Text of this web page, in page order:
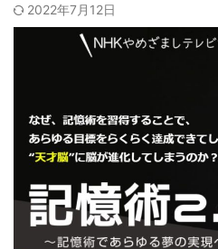
2022年7月12日